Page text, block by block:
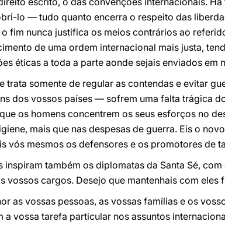
lo — tudo quanto encerra o respeito das
fim nunca justifica os meios contrários ao
de uma ordem internacional mais justa,
éticas a toda a parte aonde sejais enviados em
trata somente de regular as contendas e evitar
dos vossos países — sofrem uma falta trágica
os homens concentrem os seus esforços no
mais que nas despesas de guerra. Eis o
vós mesmos os defensores e os promotores de
inspiram também os diplomatas da Santa Sé,
vossos cargos. Desejo que mantenhais com eles
as vossas pessoas, as vossas famílias e os
a vossa tarefa particular nos assuntos